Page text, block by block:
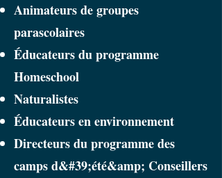
Animateurs de groupes
parascolaires
Éducateurs du programme
Homeschool
Naturalistes
Éducateurs en environnement
Directeurs du programme des
camps d&#39;été&amp; Conseillers